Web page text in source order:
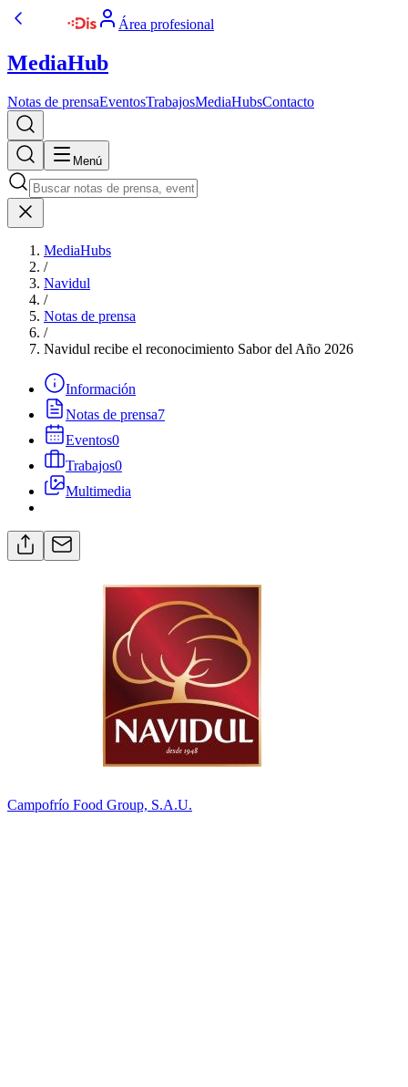
Área profesional
MediaHub
Notas de prensaEventosTrabajosMediaHubsContacto
Menú
MediaHubs
/
Navidul
/
Notas de prensa
/
Navidul recibe el reconocimiento Sabor del Año 2026
Información
Notas de prensa7
Eventos0
Trabajos0
Multimedia
Campofrío Food Group, S.A.U.